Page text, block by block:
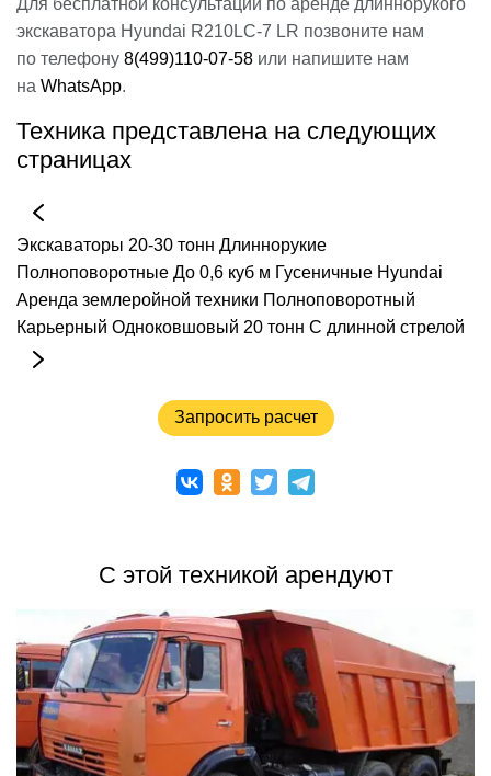
экскаватора Hyundai R210LC-7 LR позвоните нам
по телефону 8(499)110-07-58 или напишите нам
на WhatsApp.
Техника представлена на следующих
страницах
Экскаваторы 20-30 тонн Длиннорукие
Полноповоротные До 0,6 куб м Гусеничные Hyundai
Аренда землеройной техники Полноповоротный
Карьерный Одноковшовый 20 тонн С длинной стрелой
Запросить расчет
С этой техникой арендуют